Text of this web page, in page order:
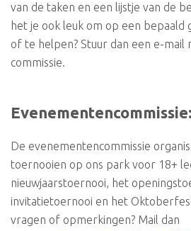
van de taken en een lijstje van de
het je ook leuk om op een bepaald
of te helpen? Stuur dan een e-
commissie.
Evenementencommissie:
De evenementencommissie
toernooien op ons park voor 18+
nieuwjaarstoernooi, het
invitatietoernooi en het
vragen of opmerkingen? Mail dan